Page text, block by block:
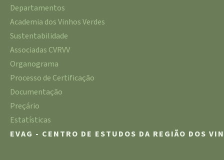
Departamentos
Academia dos Vinhos Verdes
Sustentabilidade
Associadas CVRVV
Organograma
Processo de Certificação
Documentação
Preçário
Estatísticas
EVAG - CENTRO DE ESTUDOS DA REGIÃO DOS